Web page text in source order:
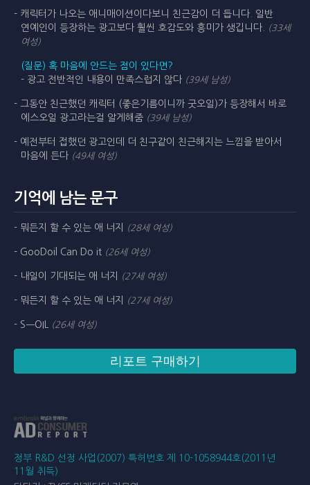
- 캐릭터가 나오는 애니매이션이다보니 친근감이 더 듭니다. 일반
연예인이 등장하는 광고보다 훨씬 호감도와 흥미가 생깁니다.
(33세
여성)
(질문) 혹 마음에 안드는 점이 있다면?
- 광고 전반적인 내용이 만족스럽지 않다 (39세 남성)
- 그동안 친근했던 캐릭터 (좋은기름이니까 굿오일)가 등장해서 바로
에스오일 광고라는걸 알게해줌 (39세 남성)
- 예전부터 접했던 광고인데 더 친구같이 친근해지는 느낌을 받아서
마음에 든다 (49세 여성)
기억에 남는 문구
- 뭐든지 할 수 있는 애 너지 (28세 여성)
- GooDoil Can Do it (26세 여성)
- 내일이 기대되는 애 너지 (27세 여성)
- 뭐든지 할 수 있는 애 너지 (27세 여성)
- SㅡOIL (26세 여성)
리포트 구매하기
정부 R&D 선정 사업(2007) 특허번호 제 10-1058944호(2011년
11월 취득)